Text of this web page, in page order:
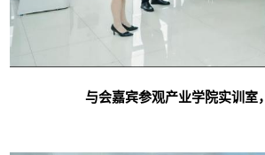
与会嘉宾参观产业学院实训室，